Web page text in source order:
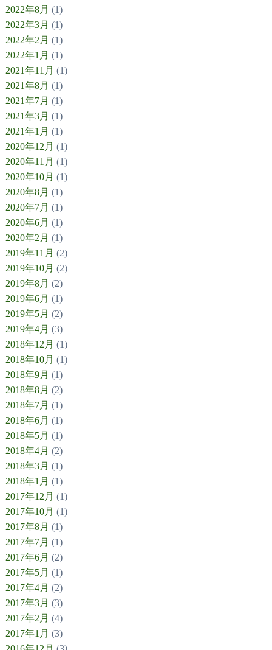
2022年8月 (1)
2022年3月 (1)
2022年2月 (1)
2022年1月 (1)
2021年11月 (1)
2021年8月 (1)
2021年7月 (1)
2021年3月 (1)
2021年1月 (1)
2020年12月 (1)
2020年11月 (1)
2020年10月 (1)
2020年8月 (1)
2020年7月 (1)
2020年6月 (1)
2020年2月 (1)
2019年11月 (2)
2019年10月 (2)
2019年8月 (2)
2019年6月 (1)
2019年5月 (2)
2019年4月 (3)
2018年12月 (1)
2018年10月 (1)
2018年9月 (1)
2018年8月 (2)
2018年7月 (1)
2018年6月 (1)
2018年5月 (1)
2018年4月 (2)
2018年3月 (1)
2018年1月 (1)
2017年12月 (1)
2017年10月 (1)
2017年8月 (1)
2017年7月 (1)
2017年6月 (2)
2017年5月 (1)
2017年4月 (2)
2017年3月 (3)
2017年2月 (4)
2017年1月 (3)